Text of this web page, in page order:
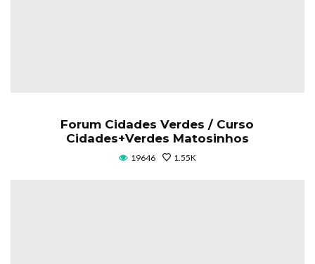
Forum Cidades Verdes / Curso
Cidades+Verdes Matosinhos
19646 1.55K